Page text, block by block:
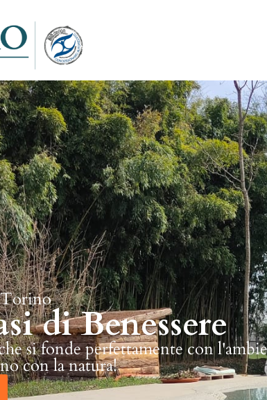
di Benessere
si fonde perfettamente con
con la natura!